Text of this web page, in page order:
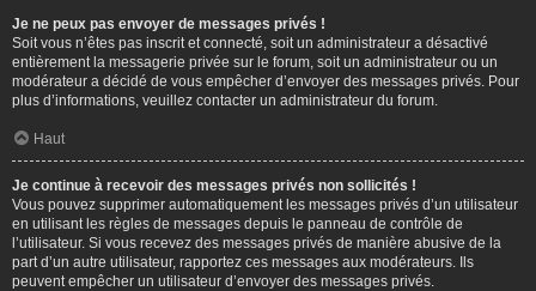
Je ne peux pas envoyer de messages privés !
Soit vous n’êtes pas inscrit et connecté, soit un administrateur a désactivé
entièrement la messagerie privée sur le forum, soit un administrateur ou un
modérateur a décidé de vous empêcher d’envoyer des messages privés. Pour
plus d’informations, veuillez contacter un administrateur du forum.
Haut
Je continue à recevoir des messages privés non sollicités !
Vous pouvez supprimer automatiquement les messages privés d’un utilisateur
en utilisant les règles de messages depuis le panneau de contrôle de
l’utilisateur. Si vous recevez des messages privés de manière abusive de la
part d’un autre utilisateur, rapportez ces messages aux modérateurs. Ils
peuvent empêcher un utilisateur d’envoyer des messages privés.